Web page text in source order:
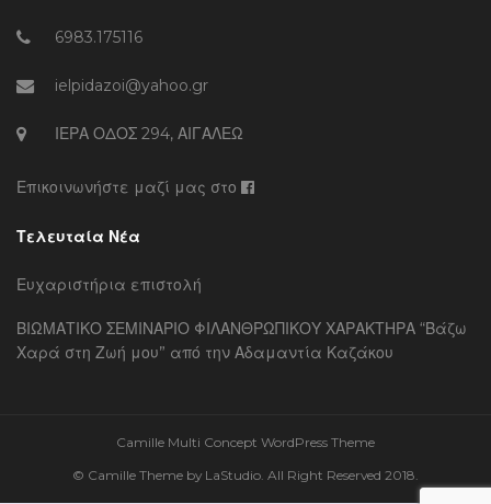
6983.175116
ielpidazoi@yahoo.gr
ΙΕΡΑ ΟΔΟΣ 294, ΑΙΓΑΛΕΩ
Επικοινωνήστε μαζί μας στο
Τελευταία Νέα
Ευχαριστήρια επιστολή
ΒΙΩΜΑΤΙΚΟ ΣΕΜΙΝΑΡΙΟ ΦΙΛΑΝΘΡΩΠΙΚΟΥ ΧΑΡΑΚΤΗΡΑ “Βάζω
Χαρά στη Ζωή μου” από την Αδαμαντία Καζάκου
Camille Multi Concept WordPress Theme
© Camille Theme by LaStudio. All Right Reserved 2018.